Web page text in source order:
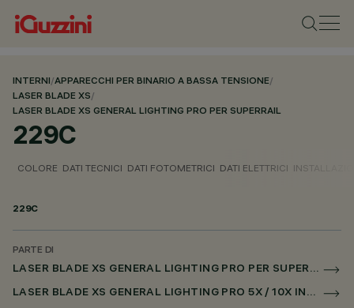
INTERNI/APPARECCHI PER BINARIO A BASSA TENSIONE/
LASER BLADE XS/
LASER BLADE XS GENERAL LIGHTING PRO PER SUPERRAIL
229C
COLORE DATI TECNICI DATI FOTOMETRICI DATI ELETTRICI
229C
PARTE DI
LASER BLADE XS GENERAL LIGHTING PRO PER SUPERRAIL
LASER BLADE XS GENERAL LIGHTING PRO 5X / 10X INCASSO PER SUPERRAIL CASAMBI